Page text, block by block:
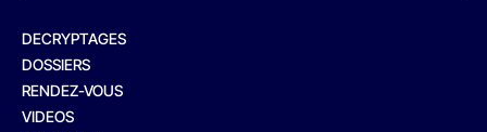
DECRYPTAGES
DOSSIERS
RENDEZ-VOUS
VIDEOS